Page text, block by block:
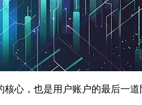
心，也是用户账户的最后一